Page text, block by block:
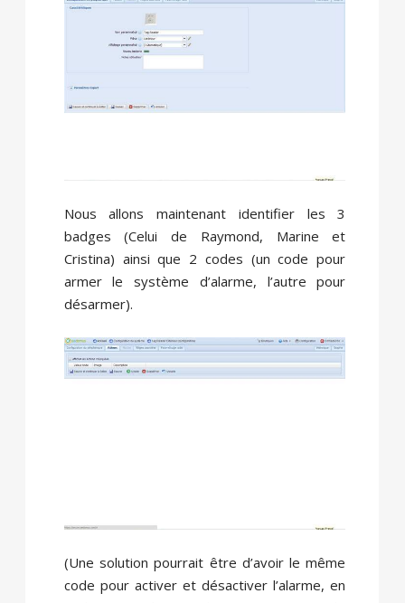
Nous allons maintenant identifier les3
badges (Celui de Raymond, Marine et
Cristina) ainsi que 2 codes (un code pour
armer le système d’alarme, l’autre pour
désarmer).
(Une solution pourrait être d’avoir le même
code pour activer et désactiver l’alarme, en